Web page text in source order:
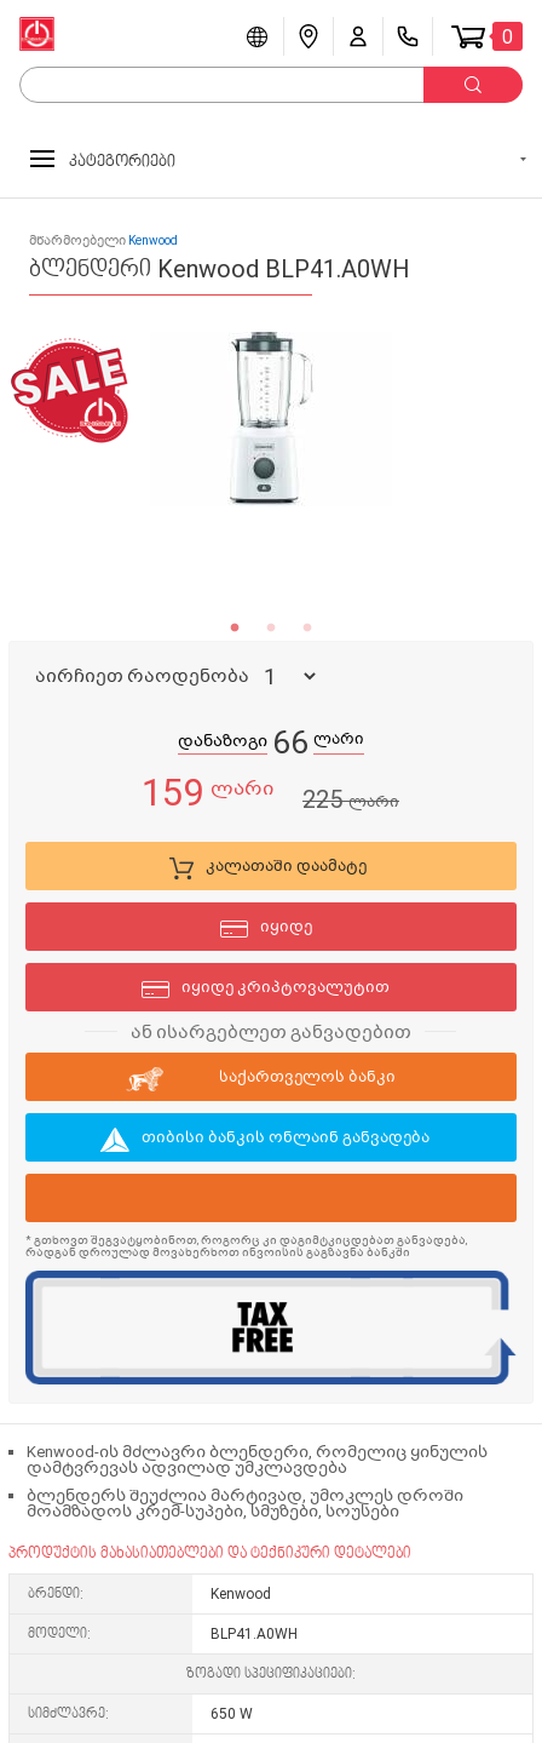
0
კატეგორიები
მწარმოებელი Kenwood
ბლენდერი Kenwood BLP41.A0WH
აირჩიეთ რაოდენობა
დანაზოგი 66 ლარი
159 ლარი 225ლარი
კალათაში დაამატე
იყიდე
იყიდე კრიპტოვალუტით
ან ისარგებლეთ განვადებით
საქართველოს ბანკი
თიბისი ბანკის ონლაინ განვადება
* გთხოვთ შეგვატყობინოთ, როგორც კი დაგიმტკიცდებათ განვადება,
რადგან დროულად მოვახერხოთ ინვოისის გაგზავნა ბანკში
Kenwood-ის მძლავრი ბლენდერი, რომელიც ყინულის
დამტვრევას ადვილად უმკლავდება
ბლენდერს შეუძლია მარტივად, უმოკლეს დროში
მოამზადოს კრემ-სუპები, სმუზები, სოუსები
პროდუქტის მახასიათებლები და ტექნიკური დეტალები
ბრენდი: Kenwood
მოდელი: BLP41.A0WH
ზოგადი სპეციფიკაციები:
სიმძლავრე: 650 W